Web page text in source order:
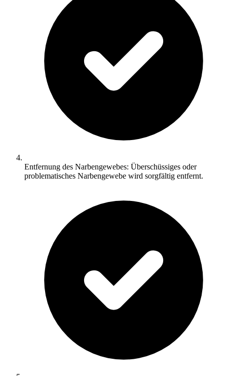
Entfernung des Narbengewebes: Überschüssiges oder
problematisches Narbengewebe wird sorgfältig entfernt.